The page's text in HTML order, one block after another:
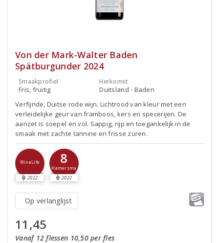
Von der Mark-Walter Baden
Spätburgunder 2024
Smaakprofiel
Fris, fruitig
Herkomst
Duitsland - Baden
Verfijnde, Duitse rode wijn. Lichtrood van kleur met een
verleidelijke geur van framboos, kers en specerijen. De
aanzet is soepel en vol. Sappig, rijp en toegankelijk in de
smaak met zachte tannine en frisse zuren.
WineLife
2022
8
Hamersma
2022
Op verlanglijst
11,45
Vanaf 12 flessen 10,50 per fles